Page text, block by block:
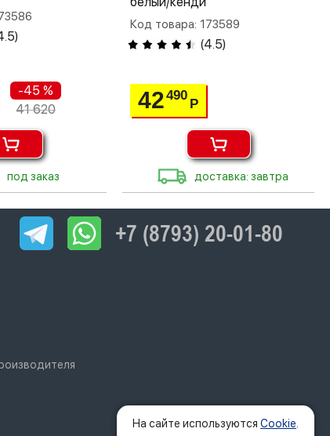
)
-45 %
41 620
под заказ
Код товара: 173589
(4.5)
42490
Р
доставка: завтра
+7 (8793) 20-01-80
На сайте используются Cookie